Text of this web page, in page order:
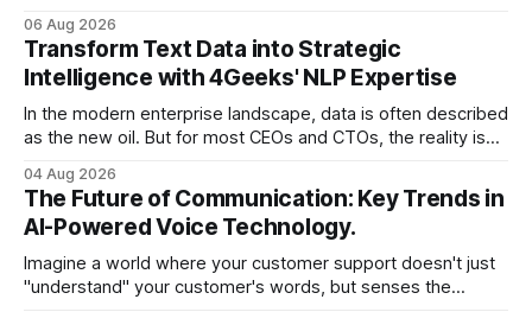
have the talent, the infrastructure, and the ambition. But
there is one glaring wall in your path: your data is locked
06 Aug 2026
Transform Text Data into Strategic
Intelligence with 4Geeks' NLP Expertise
In the modern enterprise landscape, data is often described
as the new oil. But for most CEOs and CTOs, the reality is
swamp of unstructured text. Emails, customer support
tickets, Slack threads, social media mentions, and PDF
reports contain
04 Aug 2026
The Future of Communication: Key Trends in
AI-Powered Voice Technology.
Imagine a world where your customer support doesn't just
"understand" your customer's words, but senses the